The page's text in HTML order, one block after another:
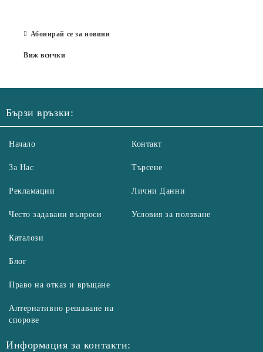
Абонирай се за новини
Виж всички
Бързи връзки:
Начало
За Нас
Рекламации
Често задавани въпроси
Контакт
Търсене
Лични Данни
Условия за ползване
Каталози
Блог
Право на отказ и връщане
Алтернативно решаване на
спорове
Информация за контакти: